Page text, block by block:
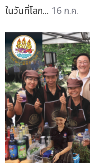
ในวันที่โลก... 16 ก.ค.